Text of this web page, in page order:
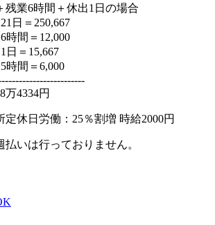
残業6時間＋休出1日の場合
日＝250,667
時間＝12,000
日＝15,667
時間＝6,000
4334円
休日労働：25％割増 時給2000円
いは行っておりません。